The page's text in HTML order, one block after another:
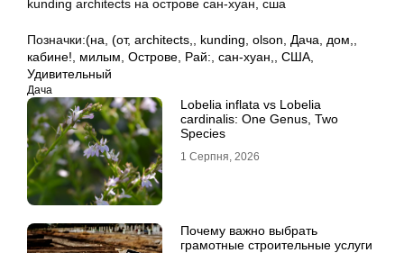
Позначки:(на (от, architects, kunding olson Дача дом,
кабине!
милым Острове Рай: сан-хуан, США
Удивительный
Дача
Lobelia inflata vs Lobelia
cardinalis: One Genus, Two
Species
1 Серпня, 2026
Почему важно выбрать
грамотные строительные услуги